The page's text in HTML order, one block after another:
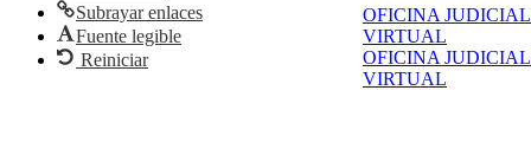
OFICINA JUDICIAL
VIRTUAL
OFICINA JUDICIAL
VIRTUAL
Subrayar enlaces
Fuente legible
Reiniciar